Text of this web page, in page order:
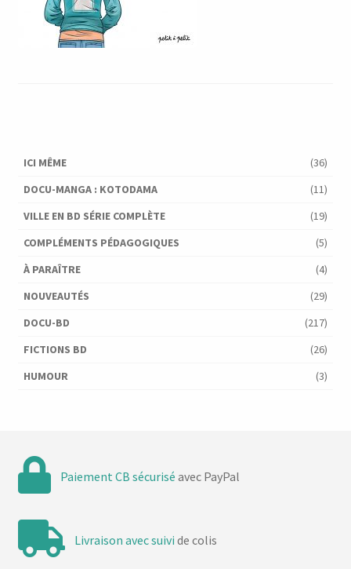
ICI MÊME
(36)
DOCU-MANGA : KOTODAMA
(11)
VILLE EN BD SÉRIE COMPLÈTE
(19)
COMPLÉMENTS PÉDAGOGIQUES
(5)
À PARAÎTRE
(4)
NOUVEAUTÉS
(29)
DOCU-BD
(217)
FICTIONS BD
(26)
HUMOUR
(3)
Paiement CB sécurisé avec PayPal
Livraison avec suivi de colis